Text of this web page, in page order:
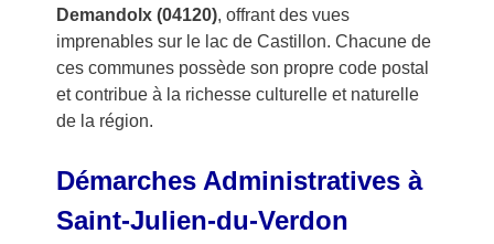
Demandolx (04120), offrant des vues
imprenables sur le lac de Castillon. Chacune de
ces communes possède son propre code postal
et contribue à la richesse culturelle et naturelle
de la région.
Démarches Administratives à
Saint-Julien-du-Verdon